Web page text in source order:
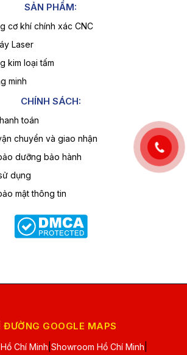
SẢN PHẨM:
cơ khí chính xác CNC
Laser
kim loại tấm
minh
CHÍNH SÁCH:
toán
chuyển và giao nhận
dưỡng bảo hành
dụng
mật thông tin
ĐƯỜNG GOOGLE MAPS
Chí Minh Showroom Hồ Chí Minh